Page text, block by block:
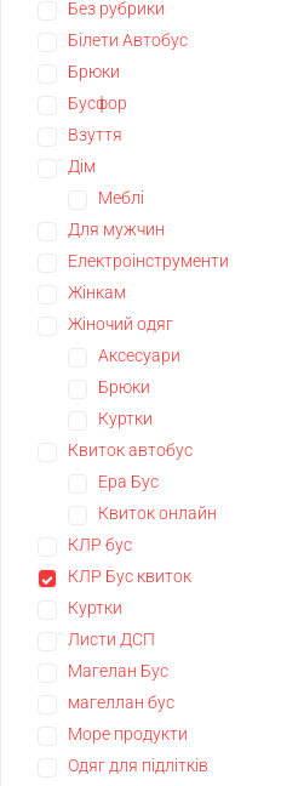
Без рубрики
Білети Автобус
Брюки
Бусфор
Взуття
Дім
Меблі
Для мужчин
Електроінструменти
Жінкам
Жіночий одяг
Аксесуари
Брюки
Куртки
Квиток автобус
Ера Бус
Квиток онлайн
КЛР бус
КЛР Бус квиток
Куртки
Листи ДСП
Магелан Бус
магеллан бус
Море продукти
Одяг для підлітків